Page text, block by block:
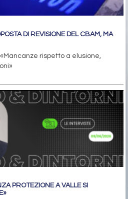
DI REVISIONE DEL CBAM, MA
rispetto a elusione,
PROTEZIONE A VALLE SI